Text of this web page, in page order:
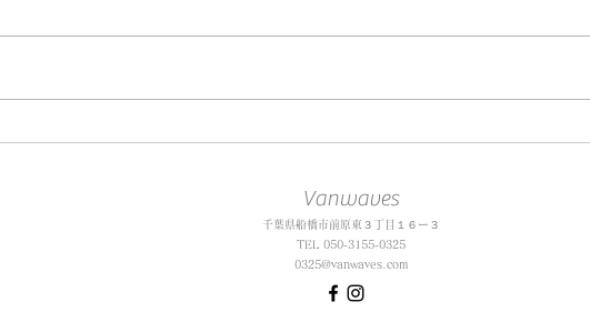
Challenge」に採択頂きまし
Vanwaves
千葉県​船橋市前原東３丁目１６ー３
TEL 050-3155-0325
0325@vanwaves.com